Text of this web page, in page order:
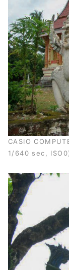
CASIO
1/640 sec,